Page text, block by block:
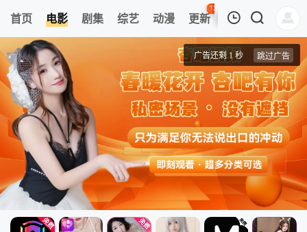
首页 电影 剧集 综艺 动漫 更新
126
热榜 APP
4k高清
清空